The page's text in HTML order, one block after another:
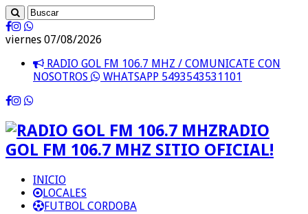
viernes 07/08/2026
RADIO GOL FM 106.7 MHZ / COMUNICATE CON
NOSOTROS
WHATSAPP 5493543531101
RADIO
GOL FM 106.7 MHZ SITIO OFICIAL!
INICIO
LOCALES
FUTBOL CORDOBA